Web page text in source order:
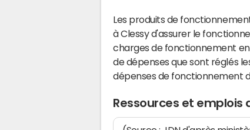
Les produits de
à Clessy d'assurer le
charges de fonctionnement
de dépenses que sont réglés
dépenses de fonctionnement
Ressources et